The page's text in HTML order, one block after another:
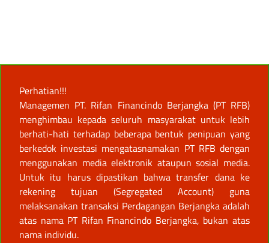
Perhatian!!!
Managemen PT. Rifan Financindo Berjangka (PT RFB)
menghimbau kepada seluruh masyarakat untuk lebih
berhati-hati terhadap beberapa bentuk penipuan yang
berkedok investasi mengatasnamakan PT RFB dengan
menggunakan media elektronik ataupun sosial media.
Untuk itu harus dipastikan bahwa transfer dana ke
rekening tujuan (Segregated Account) guna
melaksanakan transaksi Perdagangan Berjangka adalah
atas nama PT Rifan Financindo Berjangka, bukan atas
nama individu.